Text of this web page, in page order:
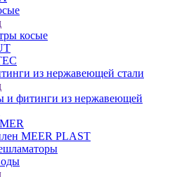
косые
из нержавеющей стали
и фитинги из нержавеющей
MEER PLAST